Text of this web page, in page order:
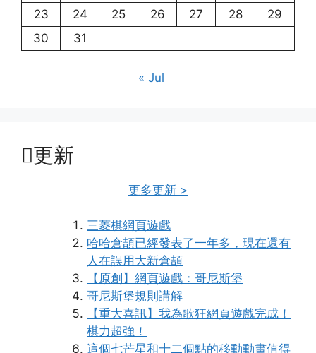
23
24 25 26 27 28
29
30
31
« Jul
更新
更多更新 >
三菱棋網頁遊戲
哈哈倉頡已經發表了一年多，現在還有
人在誤用大新倉頡
【原創】網頁遊戲：哥尼斯堡
哥尼斯堡規則講解
【重大喜訊】我為歌狂網頁遊戲完成！
棋力超強！
這個七芒星和十二個點的移動動畫值得